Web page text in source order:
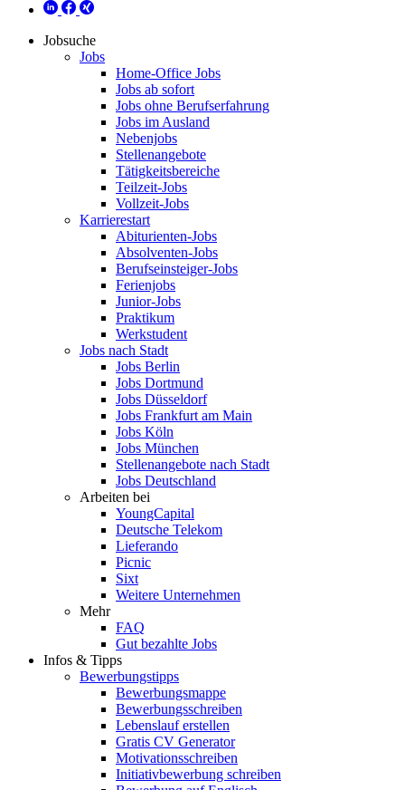
Jobsuche
Jobs
Home-Office Jobs
Jobs ab sofort
Jobs ohne Berufserfahrung
Jobs im Ausland
Nebenjobs
Stellenangebote
Tätigkeitsbereiche
Teilzeit-Jobs
Vollzeit-Jobs
Karrierestart
Abiturienten-Jobs
Absolventen-Jobs
Berufseinsteiger-Jobs
Ferienjobs
Junior-Jobs
Praktikum
Werkstudent
Jobs nach Stadt
Jobs Berlin
Jobs Dortmund
Jobs Düsseldorf
Jobs Frankfurt am Main
Jobs Köln
Jobs München
Stellenangebote nach Stadt
Jobs Deutschland
Arbeiten bei
YoungCapital
Deutsche Telekom
Lieferando
Picnic
Sixt
Weitere Unternehmen
Mehr
FAQ
Gut bezahlte Jobs
Infos & Tipps
Bewerbungstipps
Bewerbungsmappe
Bewerbungsschreiben
Lebenslauf erstellen
Gratis CV Generator
Motivationsschreiben
Initiativbewerbung schreiben